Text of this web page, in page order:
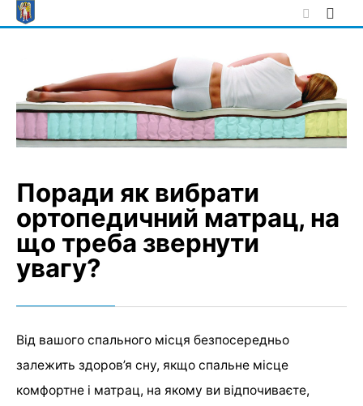
Skip
to
Поради як вибрати
ортопедичний матрац, на
що треба звернути
увагу?
Від вашого спального місця безпосередньо
залежить здоров’я сну, якщо спальне місце
комфортне і матрац, на якому ви відпочиваєте,